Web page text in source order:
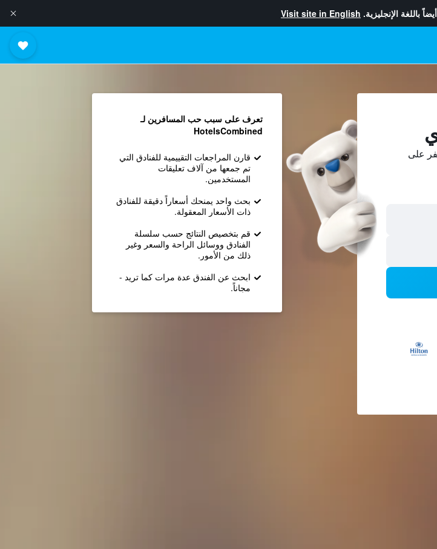
باللغة الإنجليزية. Visit site in English
على
تعرف على سبب حب المسافرين لـ
HotelsCombined
قارن المراجعات التقييمية للفنادق التي
تم جمعها من آلاف تعليقات
المستخدمين.
بحث واحد يمنحك أسعاراً دقيقة للفنادق
ذات الأسعار المعقولة.
قم بتخصيص النتائج حسب سلسلة
الفنادق ووسائل الراحة والسعر وغير
ذلك من الأمور.
ابحث عن الفندق عدة مرات كما تريد -
مجاناً.